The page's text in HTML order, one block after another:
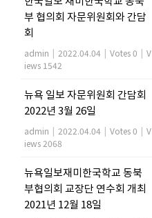
부 협의회 자문위원회와 간담
회
admin | 2022.04.04 | Votes 0 | V
iews 1542
뉴욕 일보 자문위원회 간담회
2022년 3월 26일
admin | 2022.04.04 | Votes 0 | V
iews 2068
뉴욕일보재미한국학교 동북
부협의회 교장단 연수회 개최
2021년 12월 18일